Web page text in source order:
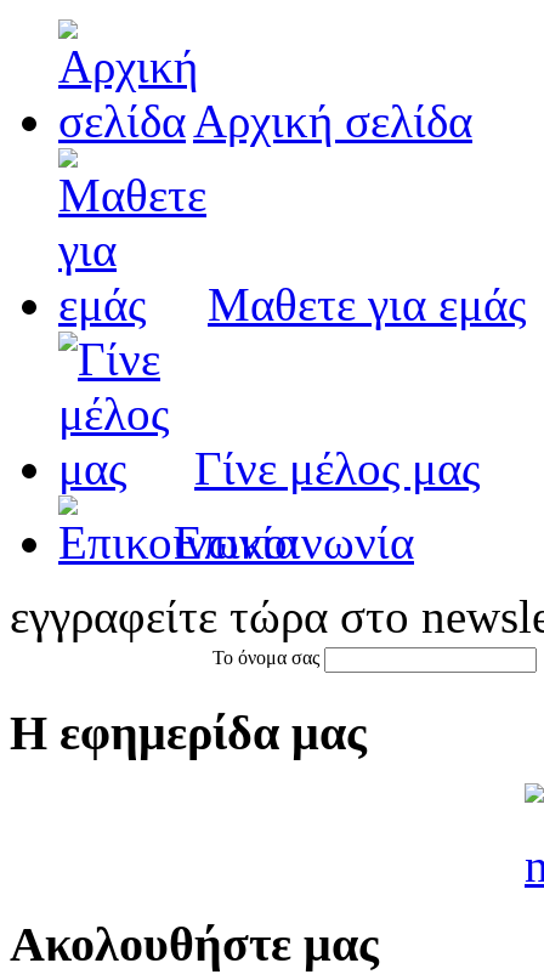
Αρχική σελίδα
Μαθετε για εμάς
Γίνε μέλος μας
Eπικοινωνία
εγγραφείτε τώρα στο
Το όνομα σας
Η εφημερίδα μας
Ακολουθήστε μας